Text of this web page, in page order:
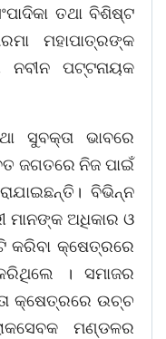
ତଥା ବିଶିଷ୍ଟ
ମହାପାତ୍ରଙ୍କ
ପଟ୍ଟନାୟକ
ସୁବକ୍ତା ଭାବରେ
ଜଗତରେ ନିଜ ପାଇଁ
ବିଭିନ୍ନ
ମାନଙ୍କ ଅଧିକାର ଓ
କରିବା କ୍ଷେତ୍ରରେ
। ସମାଜର
କ୍ଷେତ୍ରରେ ଉଚ୍ଚ
ମଣ୍ଡଳର